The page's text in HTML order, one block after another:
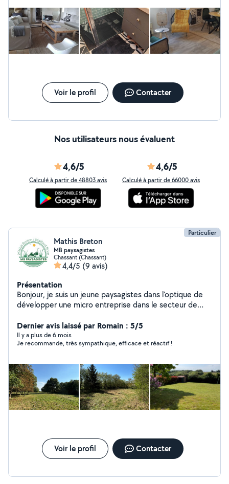
choses biens comme si c était son propre gite ce que nous
apprécions fortement. Pour le moment nous avons pu compter
sur elle sans problème. Merci encore à elle pour son
professionnalisme.
Voir le profil Contacter
Nos utilisateurs nous évaluent
4,6/5
Calculé à partir de 48803 avis
4,6/5
Calculé à partir de 66000 avis
Particulier
Mathis Breton
MB paysagistes
Chassant (Chassant)
4,4/5 (9 avis)
Présentation
Bonjour, je suis un jeune paysagistes dans l'optique de
développer une micro entreprise dans le secteur de
serais à la hauteur de vos attentes.
Dernier avis laissé par Romain : 5/5
Il y a plus de 6 mois
Je recommande, très sympathique, efficace et réactif !
Voir le profil Contacter